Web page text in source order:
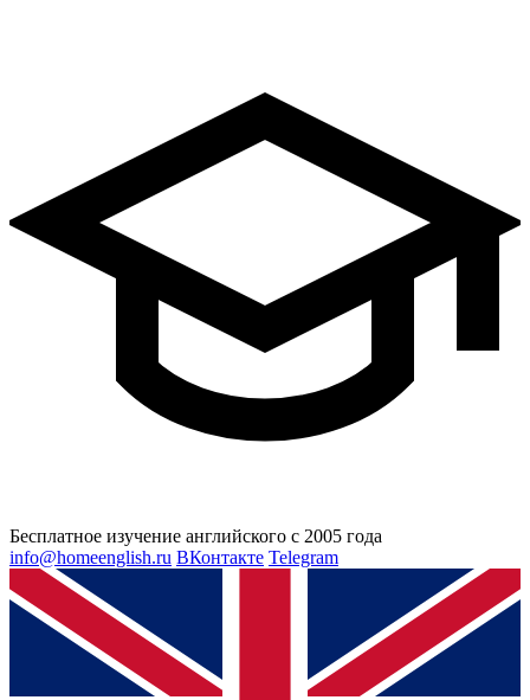
Бесплатное изучение английского с 2005 года
info@homeenglish.ru ВКонтакте Telegram